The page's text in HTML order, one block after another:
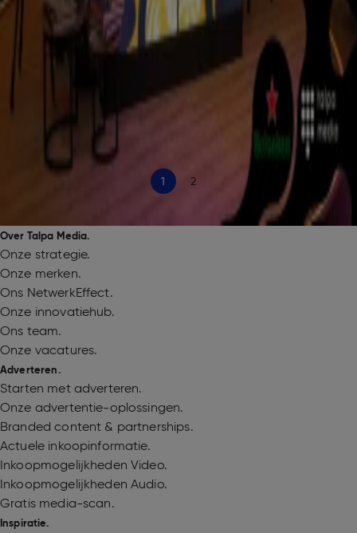
10 apr 2025, 13:14
Dr. Oetker realiseert maatschappelijke awareness en verkoopuplift van 6% met
crossmediale campagne Bakken met Bizzey.
Felix versterkt merkvoorkeur vanuit crossmediale campagne met Robbie Williams.
Heineken & Odido maken oranjegevoel groot met branded content tijdens de
5 sep 2024, 14:00
1 2
Over Talpa Media.
Onze strategie.
Onze merken.
Ons NetwerkEffect.
Onze innovatiehub.
Ons team.
Onze vacatures.
Adverteren.
Starten met adverteren.
Onze advertentie-oplossingen.
Branded content & partnerships.
Actuele inkoopinformatie.
Inkoopmogelijkheden Video.
Inkoopmogelijkheden Audio.
Gratis media-scan.
Inspiratie.